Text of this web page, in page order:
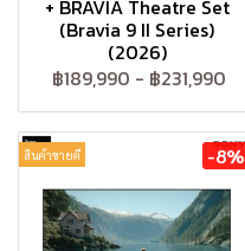
+ BRAVIA Theatre Set
(Bravia 9 II Series)
(2026)
฿189,990 - ฿231,990
สินค้าขายดี -8%